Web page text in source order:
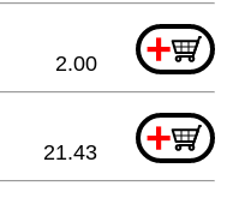
+
2.00
+
21.43